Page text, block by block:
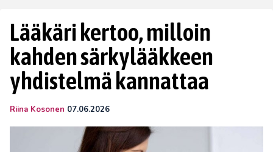
Lääkäri kertoo, milloin
kahden särkylääkkeen
yhdistelmä kannattaa
Riina Kosonen 07.06.2026